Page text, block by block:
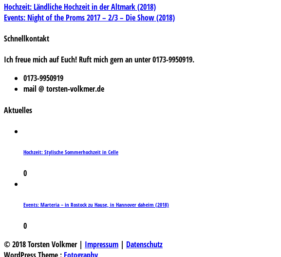
Beitragsnavigation
Hochzeit: Ländliche Hochzeit in der Altmark (2018)
Events: Night of the Proms 2017 – 2/3 – Die Show (2018)
Schnellkontakt
Ich freue mich auf Euch! Ruft mich gern an unter 0173-9950919.
0173-9950919
mail @ torsten-volkmer.de
Aktuelles
Hochzeit: Stylische Sommerhochzeit in Celle
0
Events: Marteria – in Rostock zu Hause, in Hannover daheim (2018)
0
© 2018 Torsten Volkmer | Impressum | Datenschutz